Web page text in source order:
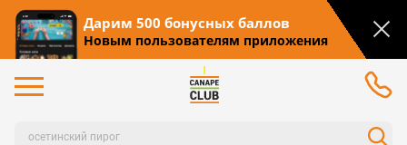
Дарим 500 бонусных баллов
Новым пользователям приложения